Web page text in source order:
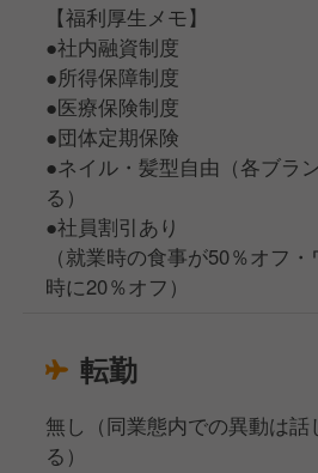
【福利厚生メモ】
●社内融資制度
●所得保障制度
●医療保険制度
●団体定期保険
●ネイル・髪型自由（各ブラ
る）
●社員割引あり
（就業時の食事が50％オフ
時に20％オフ）
転勤
無し（同業態内での異動は話
る）